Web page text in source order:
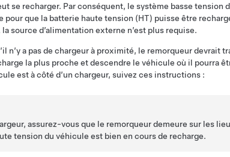
se recharger. Par conséquent, le système basse tension
que la batterie haute tension (HT) puisse être
source d’alimentation externe n’est plus requise.
n’y a pas de chargeur à proximité, le remorqueur devrait
la plus proche et descendre le véhicule où il pourra
est à côté d’un chargeur, suivez ces instructions :
assurez-vous que le remorqueur demeure sur les
tension du véhicule est bien en cours de recharge.